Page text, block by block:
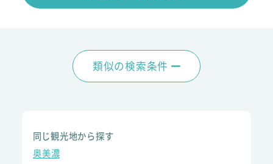
類似の検索条件
同じ観光地から探す
奥美濃